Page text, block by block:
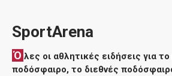
SportArena
Ό λες οι αθλητικές ειδήσεις για
ποδόσφαιρο, το διεθνές